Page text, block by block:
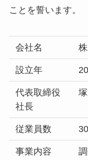
ことを誓います。
会社名
設立年
代表取締役
社長
従業員数
事業内容